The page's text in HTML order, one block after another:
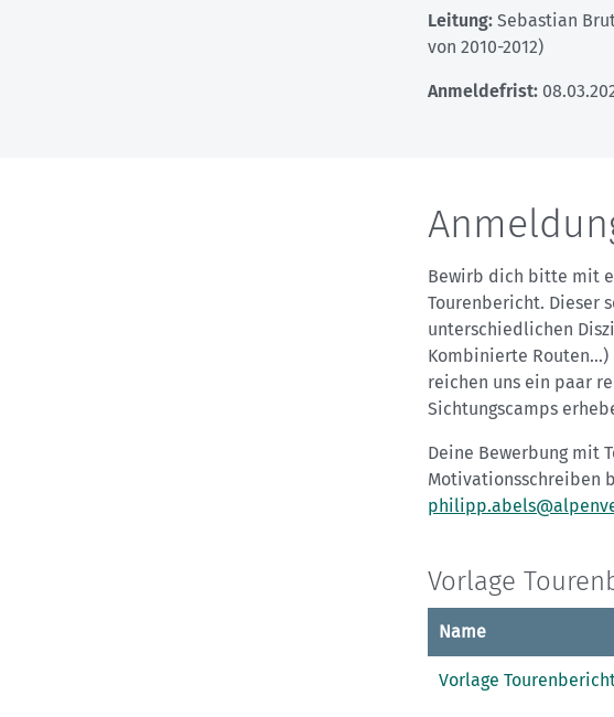
Leitung: Sebastian
von 2010-2012)
Anmeldefrist:
Bewirb dich bitte mit
Tourenbericht. Dieser
unterschiedlichen
Kombinierte Routen…)
reichen uns ein paar
Sichtungscamps
Deine Bewerbung mit
Motivationsschreiben
Vorlage
Name
Vorlage